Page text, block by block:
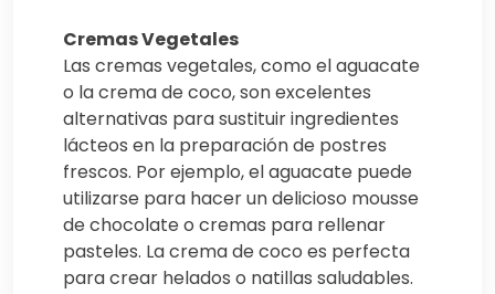
Cremas Vegetales
Las cremas vegetales, como el aguacate
o la crema de coco, son excelentes
alternativas para sustituir ingredientes
lácteos en la preparación de postres
frescos. Por ejemplo, el aguacate puede
utilizarse para hacer un delicioso mousse
de chocolate o cremas para rellenar
pasteles. La crema de coco es perfecta
para crear helados o natillas saludables.